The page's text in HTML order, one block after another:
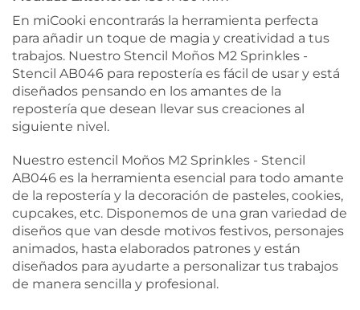
En miCooki encontrarás la herramienta perfecta
para añadir un toque de magia y creatividad a tus
trabajos. Nuestro Stencil Moños M2 Sprinkles -
Stencil AB046 para repostería es fácil de usar y está
diseñados pensando en los amantes de la
repostería que desean llevar sus creaciones al
siguiente nivel.
Nuestro estencil Moños M2 Sprinkles - Stencil
AB046 es la herramienta esencial para todo amante
de la repostería y la decoración de pasteles, cookies,
cupcakes, etc. Disponemos de una gran variedad de
diseños que van desde motivos festivos, personajes
animados, hasta elaborados patrones y están
diseñados para ayudarte a personalizar tus trabajos
de manera sencilla y profesional.